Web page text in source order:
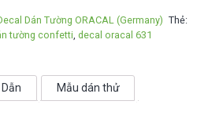
Dán Tường ORACAL (Germany) Thẻ:
tường confetti decal oracal 631
Mẫu dán thử